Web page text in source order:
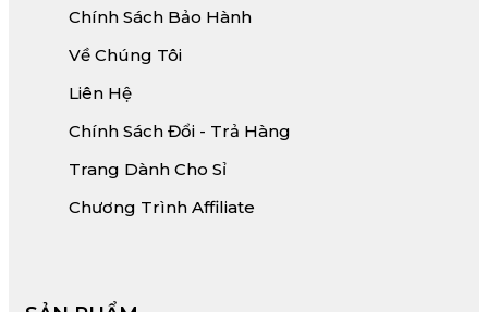
Chính Sách Bảo Hành
Về Chúng Tôi
Liên Hệ
Chính Sách Đổi - Trả Hàng
Trang Dành Cho Sỉ
Chương Trình Affiliate